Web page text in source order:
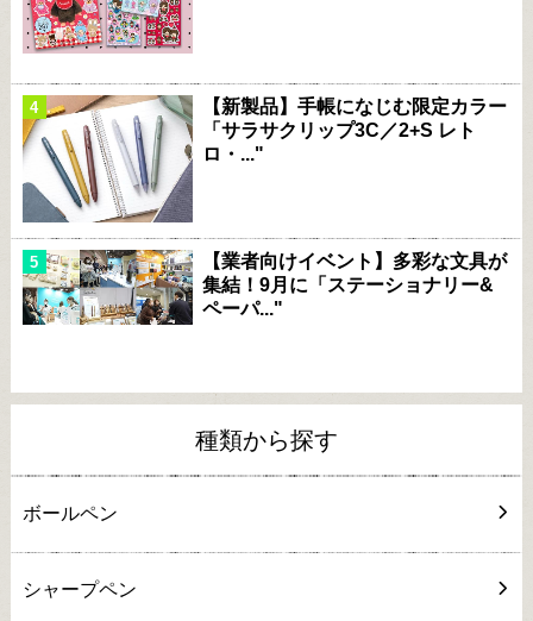
【新製品】手帳になじむ限定カラー
「サラサクリップ3C／2+S レト
ロ・..."
【業者向けイベント】多彩な文具が
集結！9月に「ステーショナリー&
ペーパ..."
種類から探す
ボールペン
シャープペン